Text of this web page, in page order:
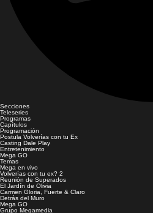
Secciones
Teleseries
Programas
Capítulos
Programación
Postula Volverías con tu Ex
Casting Dale Play
Entretenimiento
Mega GO
Temas
Mega en vivo
Volverías con tu ex? 2
Reunión de Superados
El Jardín de Olivia
Carmen Gloria, Fuerte & Claro
Detrás del Muro
Mega GO
Grupo Megamedia